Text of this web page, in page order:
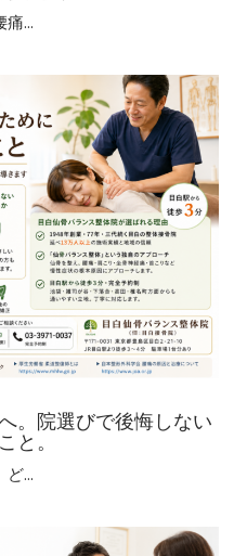
痛...
。院選びで後悔しない
と。
ど...